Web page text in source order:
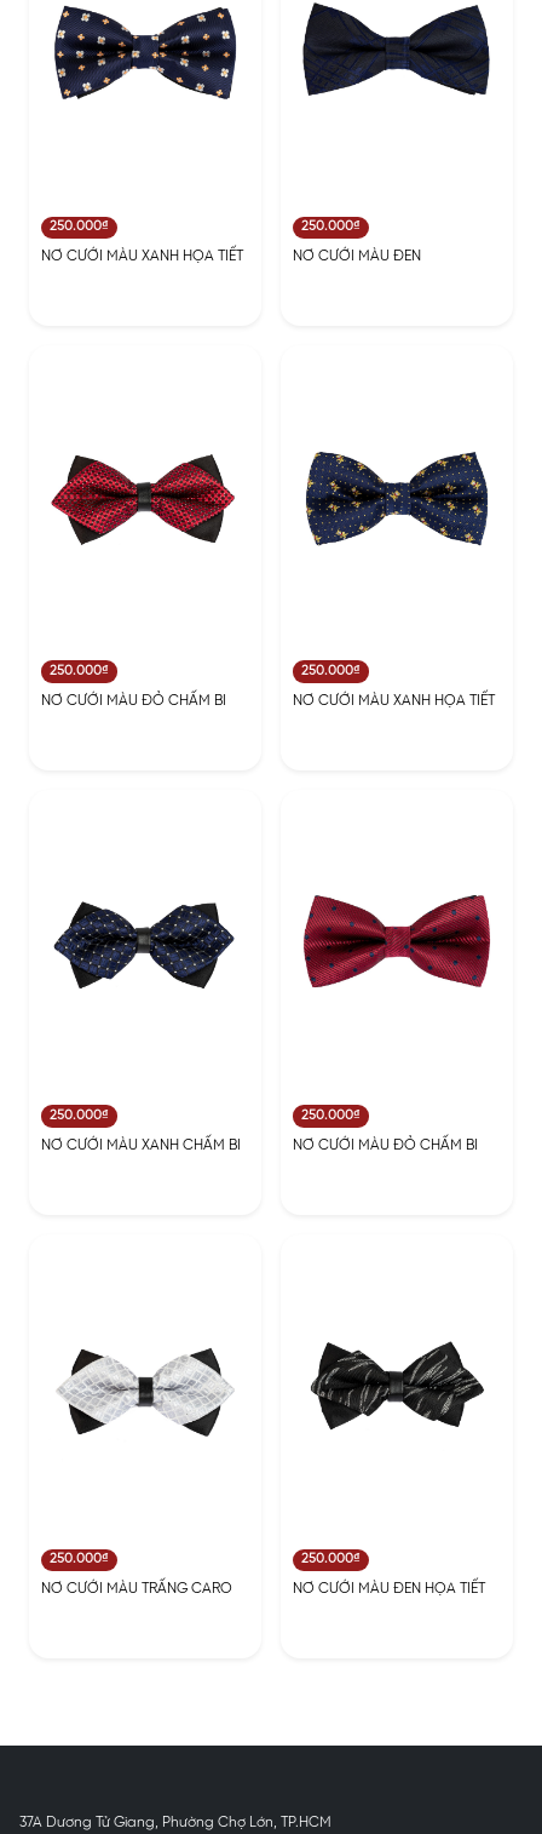
250.000₫
NƠ CƯỚI MÀU XANH HỌA TIẾT
250.000₫
NƠ CƯỚI MÀU ĐEN
250.000₫
NƠ CƯỚI MÀU ĐỎ CHẤM BI
250.000₫
NƠ CƯỚI MÀU XANH HỌA TIẾT
250.000₫
NƠ CƯỚI MÀU XANH CHẤM BI
250.000₫
NƠ CƯỚI MÀU ĐỎ CHẤM BI
250.000₫
NƠ CƯỚI MÀU TRẤNG CARO
250.000₫
NƠ CƯỚI MÀU ĐEN HỌA TIẾT
37A Dương Tử Giang, Phường Chợ Lớn, TP.HCM